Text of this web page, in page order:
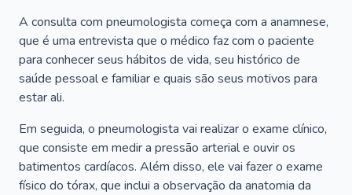
A consulta com pneumologista começa com a anamnese,
que é uma entrevista que o médico faz com o paciente
para conhecer seus hábitos de vida, seu histórico de
saúde pessoal e familiar e quais são seus motivos para
estar ali.
Em seguida, o pneumologista vai realizar o exame clínico,
que consiste em medir a pressão arterial e ouvir os
batimentos cardíacos. Além disso, ele vai fazer o exame
físico do tórax, que inclui a observação da anatomia da